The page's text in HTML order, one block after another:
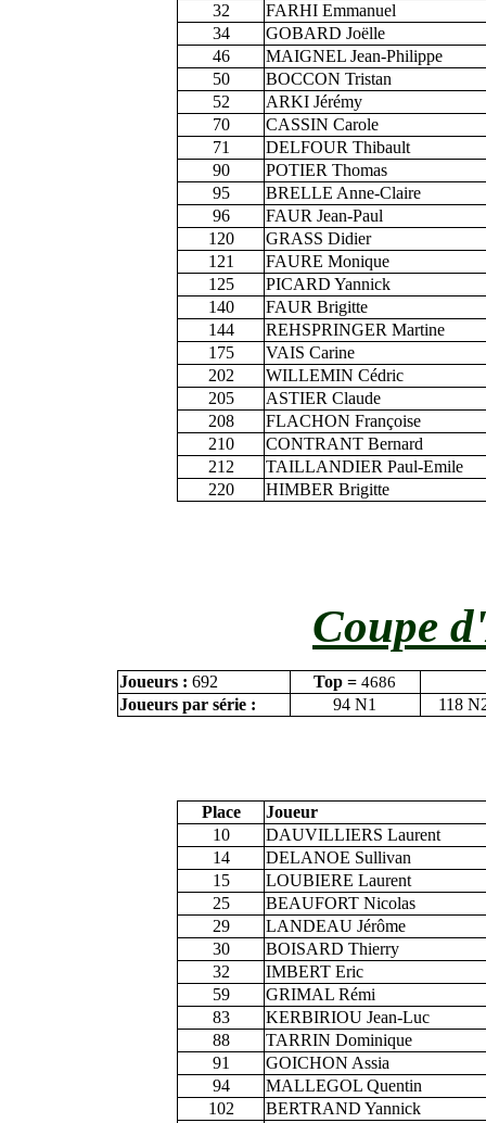
32
FARHI Emmanuel
34
GOBARD Joëlle
46
MAIGNEL Jean-Philippe
50
BOCCON Tristan
52
ARKI Jérémy
70
CASSIN Carole
71
DELFOUR Thibault
90
POTIER Thomas
95
BRELLE Anne-Claire
96
FAUR Jean-Paul
120
GRASS Didier
121
FAURE Monique
125
PICARD Yannick
140
FAUR Brigitte
144
REHSPRINGER Martine
175
VAIS Carine
202
WILLEMIN Cédric
205
ASTIER Claude
208
FLACHON Françoise
210
CONTRANT Bernard
212
TAILLANDIER Paul-Emile
220
HIMBER Brigitte
Coupe
Joueurs : 692 Top = 4686
Joueurs par série : 94 N1 118
Place
Joueur
10
DAUVILLIERS Laurent
14
DELANOE Sullivan
15
LOUBIERE Laurent
25
BEAUFORT Nicolas
29
LANDEAU Jérôme
30
BOISARD Thierry
32
IMBERT Eric
59
GRIMAL Rémi
83
KERBIRIOU Jean-Luc
88
TARRIN Dominique
91
GOICHON Assia
94
MALLEGOL Quentin
102
BERTRAND Yannick